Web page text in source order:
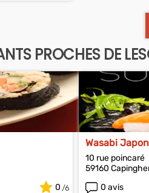
PROCHES DE
0
Wasabi
10 rue poincaré
59160
0 avis